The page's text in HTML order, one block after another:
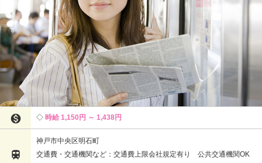
 時給 1,150円 ～ 1,438円

神戸市中央区明石町
交通費・交通機関など：交通費上限会社規定有り 公共交通機関OK